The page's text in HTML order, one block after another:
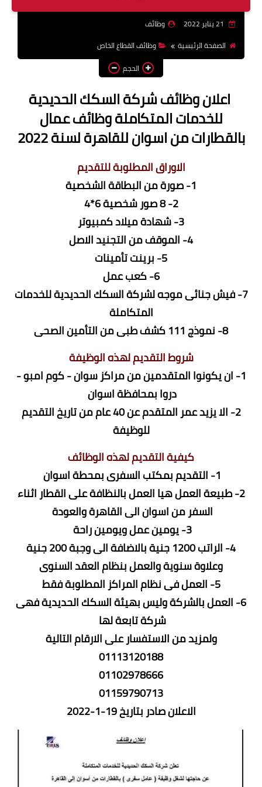
وظائف
الصفحة الرئيسية
وظائف القطاع الخاص
الحجم
اعلان وظائف شركة السكك الحديدية
للخدمات المتكاملة وظائف عمال
بالقطارات من اسوان للقاهرة لسنة 2022
الاوراق المطلوبة للتقديم
1- صورة من البطاقة الشخصية
2- 8 صور شخصية 6*4
3- شهادة ميلاد كمبيوتر
4- الموقف من التجنيد الاصل
5- برينت تأمينات
6- كعب عمل
7- فيش جنائى موجه لشركة السكك الحديدية للخدمات
المتكاملة
8- نموذج 111 كشف طبى من التأمين الصحى
شروط التقديم لهذه الوظيفة
1- ان يكونوا المتقدمين من مراكز سوان - كوم امبو -
دروا بمحافظة اسوان
2- الا يزيد عمر المتقدم عن 40 عام من تاريخ التقديم
للوظيفة
كيفية التقديم لهذه الوظائف
1- التقديم بمكتب السفرى بمحطة اسوان
2- طبيعة العمل هيا العمل بالنظافة على القطار اثناء
السفر من اسوان الى القاهرة والعودة
3- يومين عمل ويومين راحة
4- الراتب 1200 جنية بالاضافة الى وجبة 200 جنية
وعلاوة سنوية والعمل بنظام العقد السنوى
5- العمل فى نظام المراكز المطلوبة فقط
6- العمل بالشركة وليس بهيئة السكك الحديدية فهى
شركة تابعة لها
ولمزيد من الاستفسار على الارقام التالية
01113120188
01102978666
01159790713
الاعلان صادر بتاريخ 19-1-2022